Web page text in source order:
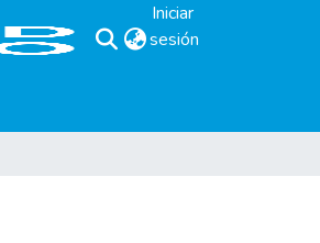
Iniciar
sesión